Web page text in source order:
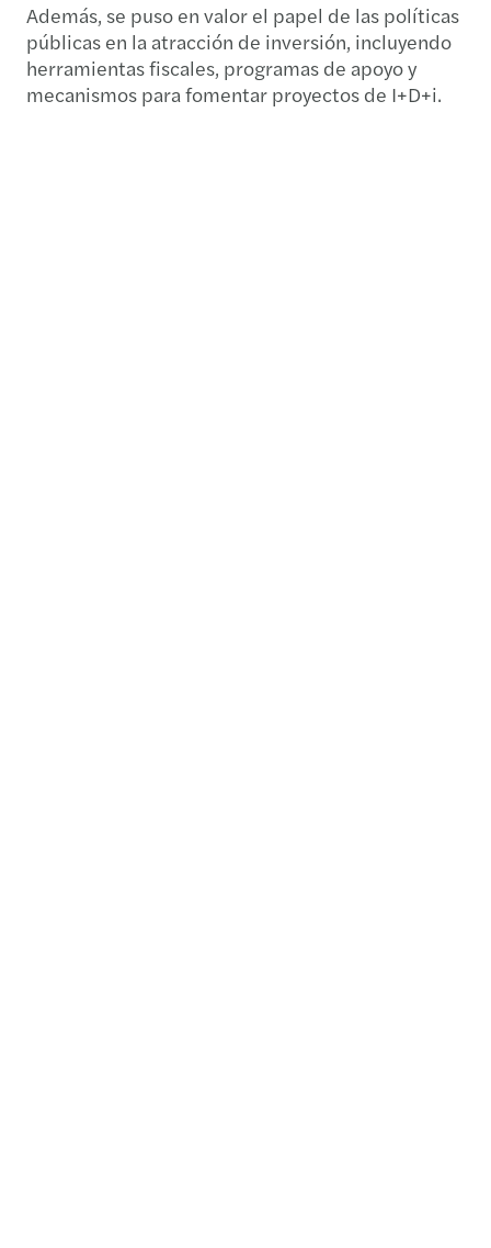
Además, se puso en valor el papel de las políticas
públicas en la atracción de inversión, incluyendo
herramientas fiscales, programas de apoyo y
mecanismos para fomentar proyectos de I+D+i.